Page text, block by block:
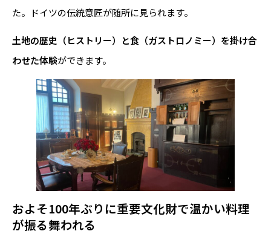
た。ドイツの伝統意匠が随所に見られます。
土地の歴史（ヒストリー）と食（ガストロノミー）を掛け合
わせた体験ができます。
およそ100年ぶりに重要文化財で温かい料理
が振る舞われる